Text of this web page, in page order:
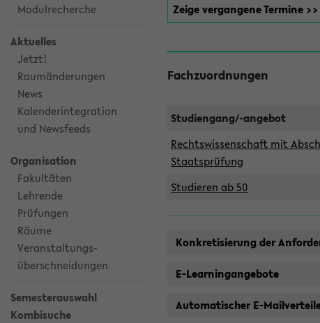
Modulrecherche
Aktuelles
Jetzt!
Raumänderungen
News
Kalenderintegration
und Newsfeeds
Organisation
Fakultäten
Lehrende
Prüfungen
Räume
Veranstaltungs-
überschneidungen
Semesterauswahl
Kombisuche
Zeige vergangene Termine >>
Fachzuordnungen
Studiengang/-angebot
Rechtswissenschaft mit
Staatsprüfung
Studieren ab 50
Konkretisierung der
E-Learningangebote
Automatischer E-